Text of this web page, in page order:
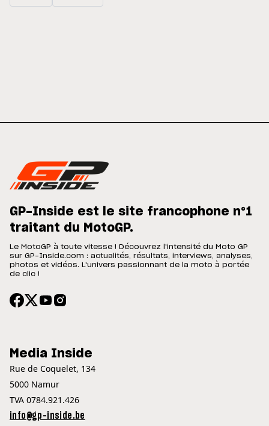
GP-Inside est le site francophone n°1
traitant du MotoGP.
Le MotoGP à toute vitesse ! Découvrez l'intensité du Moto GP
sur GP-Inside.com : actualités, résultats, interviews, analyses,
photos et vidéos. L'univers passionnant de la moto à portée
de clic !
Media Inside
Rue de Coquelet, 134
5000 Namur
TVA 0784.921.426
info@gp-inside.be